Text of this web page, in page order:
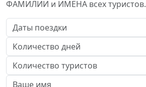
ФАМИЛИИ и ИМЕНА всех туристов.